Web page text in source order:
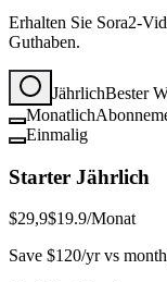
Erhalten Sie Sora2-
Guthaben.
JährlichBester
Monatlich
Einmalig
Starter Jährlich
$29,9$19.9/Monat
Save $120/yr vs